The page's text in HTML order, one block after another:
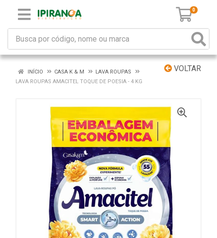
0
VOLTAR
INÍCIO CASA K & M
LAVA ROUPAS
LAVA ROUPAS AMACITEL TOQUE DE POESIA - 4 KG